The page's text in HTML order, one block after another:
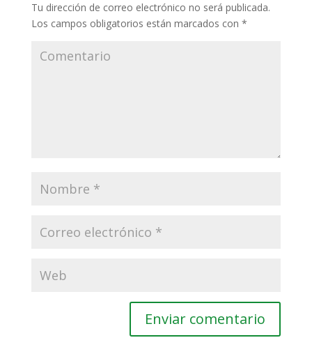
Tu dirección de correo electrónico no será publicada.
Los campos obligatorios están marcados con *